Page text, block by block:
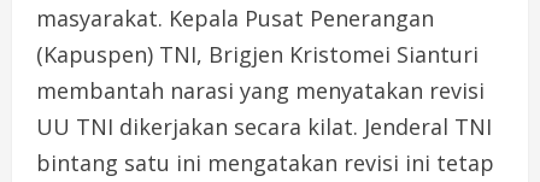
masyarakat. Kepala Pusat Penerangan
(Kapuspen) TNI, Brigjen Kristomei Sianturi
membantah narasi yang menyatakan revisi
UU TNI dikerjakan secara kilat. Jenderal TNI
bintang satu ini mengatakan revisi ini tetap